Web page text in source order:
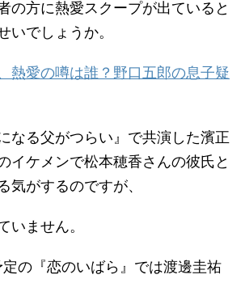
の方に熱愛スクープが出ていると
いでしょうか。
熱愛の噂は誰？野口五郎の息子疑
なる父がつらい』で共演した濱正
イケメンで松本穂香さんの彼氏と
気がするのですが、
いません。
の『恋のいばら』では渡邊圭祐